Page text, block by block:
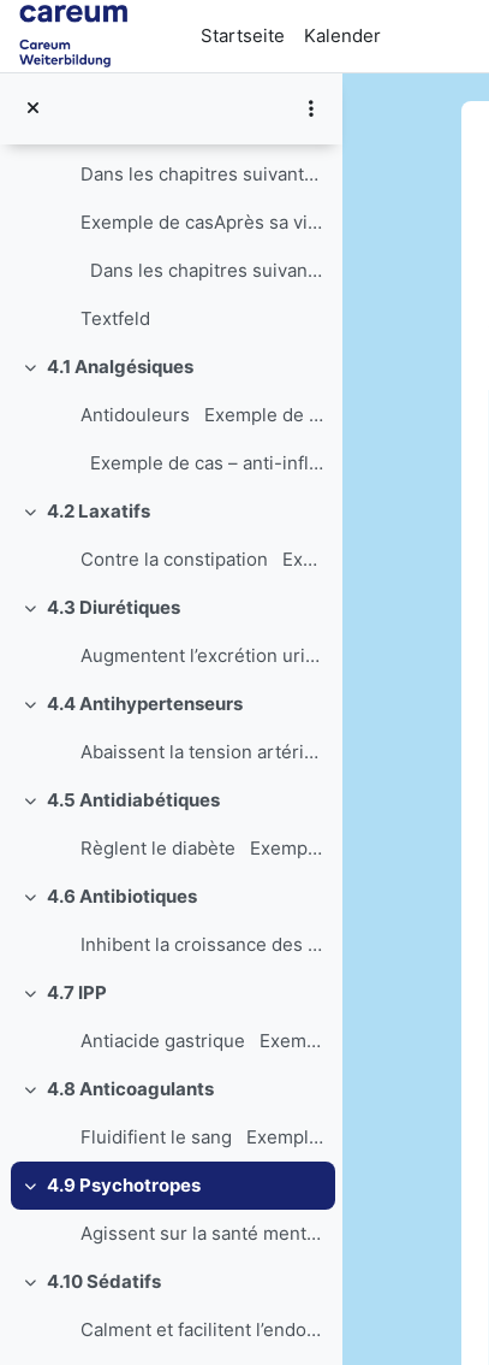
Zum Hauptinhalt
Startseite
Kalender
Des effets à long termeLes effets indési...
Forme galéniqueLa forme galénique définit ...
Dans les chapitres suivants, vous découvrirez les...
Exemple de casAprès sa visite auprès de M. Métra...
Dans les chapitres suivants, ces groupes ...
Textfeld
Einklappen
4.1 Analgésiques
Antidouleurs Exemple de cas – opiacés...
Exemple de cas – anti-inflammatoires non...
Einklappen
4.2 Laxatifs
Contre la constipation Exemple de cas...
Einklappen
4.3 Diurétiques
Augmentent l’excrétion urinaire Exemp...
Einklappen
4.4 Antihypertenseurs
Abaissent la tension artérielle Exemp...
Einklappen
4.5 Antidiabétiques
Règlent le diabète Exemples de cas –...
Einklappen
4.6 Antibiotiques
Inhibent la croissance des bactéries ou les tuent ...
Einklappen
4.7 IPP
Antiacide gastrique Exemple de cas – ...
Einklappen
4.8 Anticoagulants
Fluidifient le sang Exemple de cas – ...
Einklappen
4.9 Psychotropes
Agissent sur la santé mentale Exemple...
Einklappen
4.10 Sédatifs
Calment et facilitent l’endormissement ...